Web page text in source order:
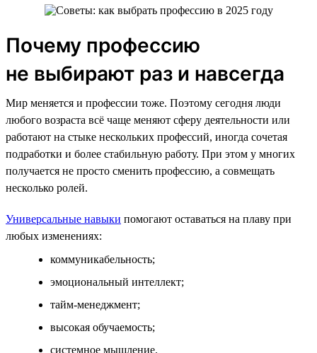
Почему профессию
не выбирают раз и навсегда
Мир меняется и профессии тоже. Поэтому сегодня люди
любого возраста всё чаще меняют сферу деятельности или
работают на стыке нескольких профессий, иногда сочетая
подработки и более стабильную работу. При этом у многих
получается не просто сменить профессию, а совмещать
несколько ролей.
Универсальные навыки помогают оставаться на плаву при
любых изменениях:
коммуникабельность;
эмоциональный интеллект;
тайм-менеджмент;
высокая обучаемость;
системное мышление.